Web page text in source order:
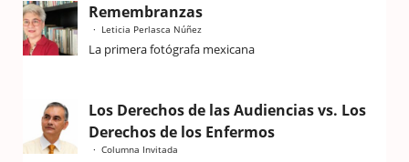
Remembranzas
Leticia Perlasca Núñez
La primera fotógrafa mexicana
Los Derechos de las Audiencias vs. Los
Derechos de los Enfermos
Columna Invitada